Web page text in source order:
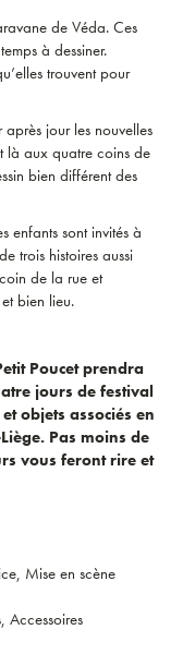
de Véda. Ces
à dessiner.
trouvent pour
jour les nouvelles
là aux quatre coins de
bien différent des
enfants sont invités à
trois histoires aussi
de la rue et
bien lieu.
Poucet prendra
jours de festival
objets associés en
Pas moins de
vous feront rire et
Mise en scène
Accessoires